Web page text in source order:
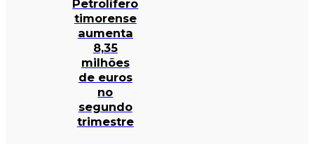
Petrolífero
timorense
aumenta
8,35
milhões
de euros
no
segundo
trimestre